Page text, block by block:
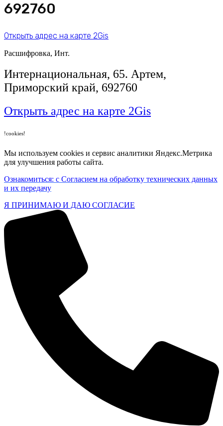
692760
Открыть адрес на карте 2Gis
Расшифровка, Инт.
​Интернациональная, 65​. Артем,
Приморский край, 692760
Открыть адрес на карте 2Gis
!cookies!
Мы используем cookies и сервис аналитики Яндекс.Метрика
для улучшения работы сайта.
Ознакомиться: с Согласием на обработку технических данных
и их передачу
Я ПРИНИМАЮ И ДАЮ СОГЛАСИЕ